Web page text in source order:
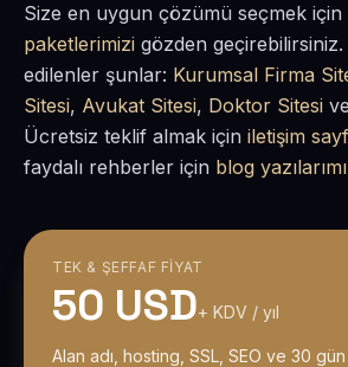
Size en uygun çözümü seçmek için
paketlerimizi gözden
edilenler şunlar: Kurumsal Firma
Sitesi, Avukat Sitesi, Doktor Sitesi ve
Ücretsiz teklif almak için iletişim
faydalı rehberler için blog
TEK & ŞEFFAF FIYAT
50 USD+ KDV / yıl
Alan adı, hosting, SSL, SEO ve 30